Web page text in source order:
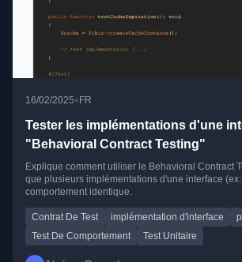
16/02/2025• FR
Tester les implémentations d'une
"Behavioral Contract Testing"
Explique comment utiliser le Behavioral Contract
que plusieurs implémentations d'une interface
comportement identique.
Contrat De Test implémentation d'interface
Test De Comportement
Test Unitaire